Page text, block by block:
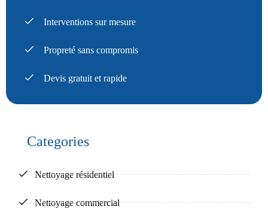
Interventions sur mesure
Propreté sans compromis
Devis gratuit et rapide
Categories
Nettoyage résidentiel
Nettoyage commercial